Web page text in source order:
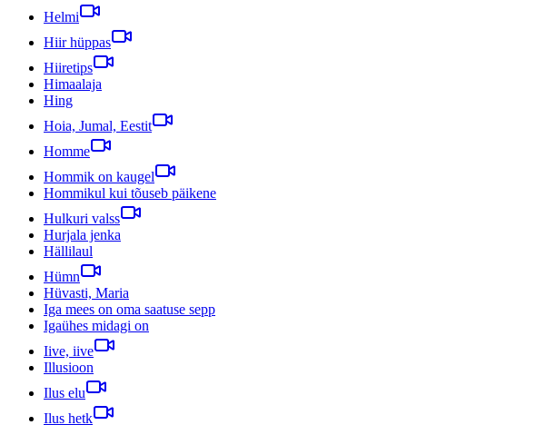
Helmi
Hiir hüppas
Hiiretips
Himaalaja
Hing
Hoia, Jumal, Eestit
Homme
Hommik on kaugel
Hommikul kui tõuseb päikene
Hulkuri valss
Hurjala jenka
Hällilaul
Hümn
Hüvasti, Maria
Iga mees on oma saatuse sepp
Igaühes midagi on
Iive, iive
Illusioon
Ilus elu
Ilus hetk